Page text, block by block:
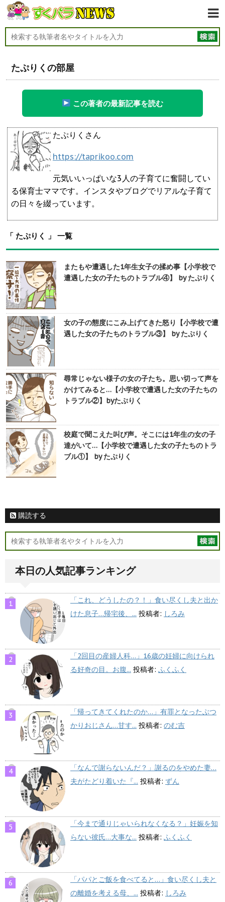
たぷりくの部屋
この著者の最新記事を読む
たぷりくさん
https://taprikoo.com
元気いいっぱいな3人の子育てに奮闘してい
る保育士ママです。インスタやブログでリアルな子育て
の日々を綴っています。
「 たぷりく 」 一覧
またもや遭遇した1年生女子の揉め事【小学校で
遭遇した女の子たちのトラブル④】 by たぷりく
女の子の態度にこみ上げてきた怒り【小学校で遭
遇した女の子たちのトラブル③】 by たぷりく
尋常じゃない様子の女の子たち。思い切って声を
かけてみると…【小学校で遭遇した女の子たちの
トラブル②】byたぷりく
校庭で聞こえた叫び声。そこには1年生の女の子
達がいて…【小学校で遭遇した女の子たちのトラ
ブル①】 by たぷりく
購読する
本日の人気記事ランキング
「これ、どうしたの？！」食い尽くし夫と出か
けた息子…帰宅後、... 投稿者: しろみ
「2回目の産婦人科…」16歳の妊婦に向けられ
る好奇の目。お腹... 投稿者: ふくふく
「帰ってきてくれたのか…」有罪となったぶつ
かりおじさん…甘す... 投稿者: のむ吉
「なんで謝らないんだ？」謝るのをやめた妻…
夫がたどり着いた『... 投稿者: ずん
「今まで通りじゃいられなくなる？」妊娠を知
らない彼氏…大事な... 投稿者: ふくふく
「パパとご飯を食べてると…」食い尽くし夫と
の離婚を考える母、... 投稿者: しろみ